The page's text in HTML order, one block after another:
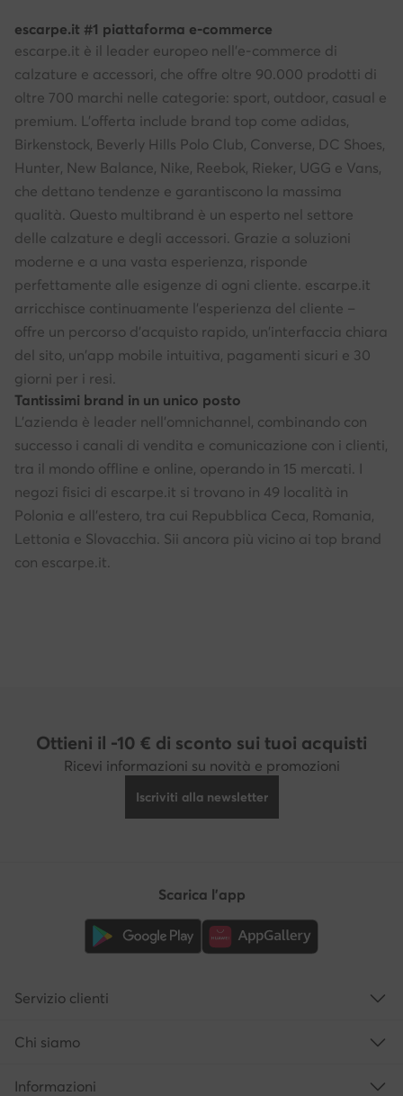
escarpe.it #1 piattaforma e-commerce
escarpe.it è il leader europeo nell'e-commerce di
calzature e accessori, che offre oltre 90.000 prodotti di
oltre 700 marchi nelle categorie: sport, outdoor, casual e
premium. L'offerta include brand top come adidas,
Birkenstock, Beverly Hills Polo Club, Converse, DC Shoes,
Hunter, New Balance, Nike, Reebok, Rieker, UGG e Vans,
che dettano tendenze e garantiscono la massima
qualità. Questo multibrand è un esperto nel settore
delle calzature e degli accessori. Grazie a soluzioni
moderne e a una vasta esperienza, risponde
perfettamente alle esigenze di ogni cliente. escarpe.it
arricchisce continuamente l'esperienza del cliente –
offre un percorso d'acquisto rapido, un'interfaccia chiara
del sito, un'app mobile intuitiva, pagamenti sicuri e 30
giorni per i resi.
Tantissimi brand in un unico posto
L'azienda è leader nell'omnichannel, combinando con
successo i canali di vendita e comunicazione con i clienti,
tra il mondo offline e online, operando in 15 mercati. I
negozi fisici di escarpe.it si trovano in 49 località in
Polonia e all'estero, tra cui Repubblica Ceca, Romania,
Lettonia e Slovacchia. Sii ancora più vicino ai top brand
con escarpe.it.
Ottieni il -10 € di sconto sui tuoi acquisti
Ricevi informazioni su novità e promozioni
Iscriviti alla newsletter
Scarica l'app
Servizio clienti
Chi siamo
Informazioni